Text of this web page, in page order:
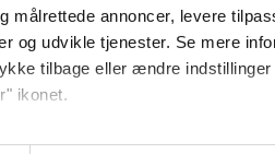
målrettede annoncer, levere
og udvikle tjenester. Se mere
tilbage eller ændre indstillinger
ikonet.